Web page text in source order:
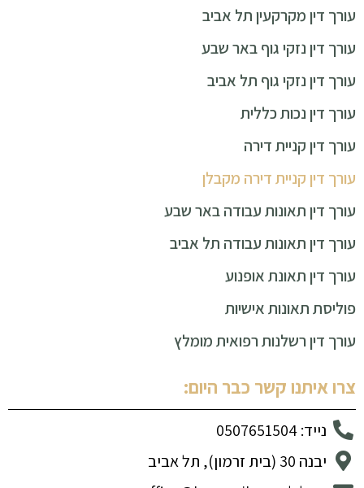
עורך דין מקרקעין תל אביב
עורך דין נזקי גוף באר שבע
עורך דין נזקי גוף תל אביב
עורך דין נכות כללית
עורך דין קניית דירה
עורך דין קניית דירה מקבלן
עורך דין תאונות עבודה באר שבע
עורך דין תאונות עבודה תל אביב
עורך דין תאונת אופנוע
פוליסת תאונות אישיות
עורך דין רשלנות רפואית מומלץ
צרו איתנו קשר כבר היום:
נייד: 0507651504
יבנה 30 (בית זרמון), תל אביב